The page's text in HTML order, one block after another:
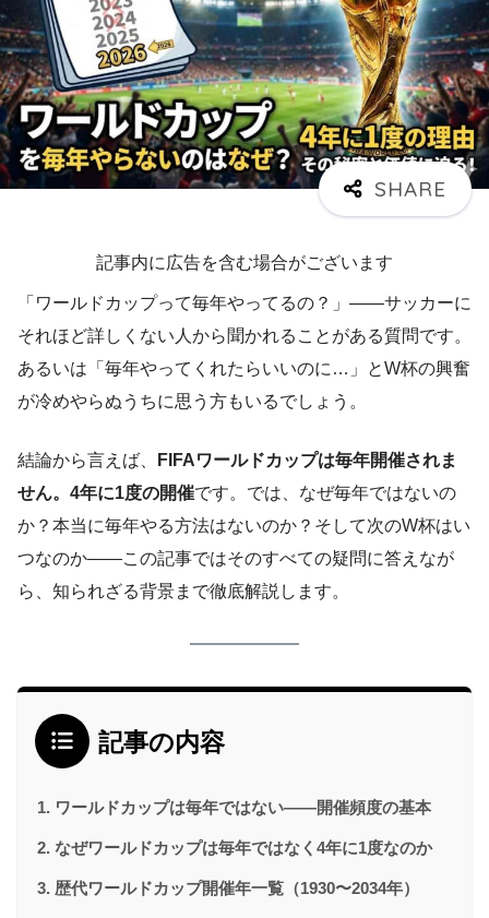
記事内に広告を含む場合がございます
「ワールドカップって毎年やってるの？」——サッカーに
それほど詳しくない人から聞かれることがある質問です。
あるいは「毎年やってくれたらいいのに…」とW杯の興奮
が冷めやらぬうちに思う方もいるでしょう。
結論から言えば、
FIFAワールドカップは毎年開催されま
せん。4年に1度の開催です。では、なぜ毎年ではないの
か？本当に毎年やる方法はないのか？そして次のW杯はい
つなのか——この記事ではそのすべての疑問に答えなが
ら、知られざる背景まで徹底解説します。
記事の内容
ワールドカップは毎年ではない——開催頻度の基本
なぜワールドカップは毎年ではなく4年に1度なのか
歴代ワールドカップ開催年一覧（1930〜2034年）